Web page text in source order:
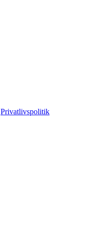
Privatlivspolitik